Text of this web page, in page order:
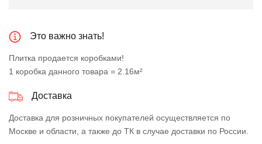
Это важно знать!
Плитка продается коробками!
1 коробка данного товара = 2.16м²
Доставка
Доставка для розничных покупателей осуществляется по
Москве и области, а также до ТК в случае доставки по России.